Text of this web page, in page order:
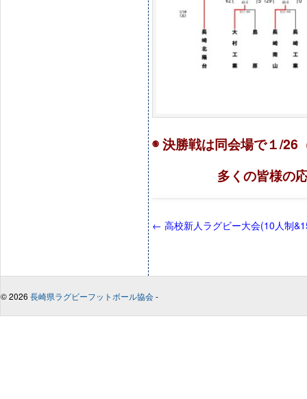
◉ 決勝戦は同会場で１/
多くの皆様の応援
← 高校新人ラグビー大会(10人制
© 2026 長崎県ラグビーフットボール協会-